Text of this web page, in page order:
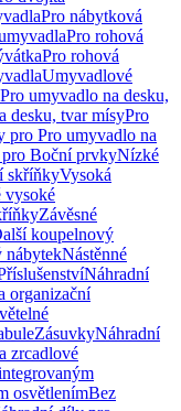
Pro nábytková
Pro rohová
Pro rohová
Umyvadlové
Pro umyvadlo na desku,
desku, tvar mísyPro
pro Pro umyvadlo na
Boční prvkyNízké
skříňkyVysoká
vysoké
Závěsné
koupelnový
nábytekNástěnné
Náhradní
organizační
ZásuvkyNáhradní
zrcadlové
osvětlenímBez